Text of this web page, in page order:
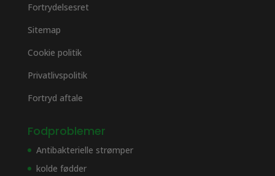
Fortrydelsesret
Sitemap
Cookie politik
Privatlivspolitik
Fortryd aftale
Fodproblemer
Antibakterielle strømper
kolde fødder